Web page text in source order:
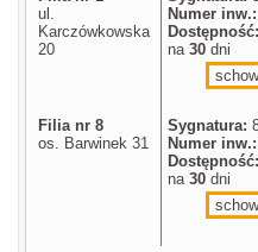
ul.
Karczówkowska
20
Numer inw.:
Dostępność:
na30 dni
Filia nr 8
os. Barwinek 31
Sygnatura:
Numer inw.:
Dostępność:
na30 dni